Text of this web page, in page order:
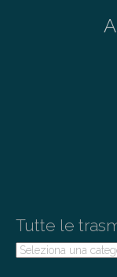
n
Tutte le
Tutte